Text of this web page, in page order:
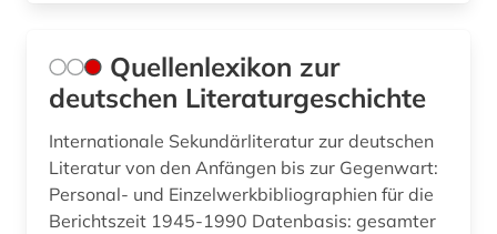
Quellenlexikon zur
deutschen Literaturgeschichte
Internationale Sekundärliteratur zur deutschen
Literatur von den Anfängen bis zur Gegenwart:
Personal- und Einzelwerkbibliographien für die
Berichtszeit 1945-1990 Datenbasis: gesamter